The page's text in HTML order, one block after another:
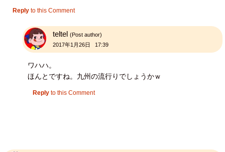
Reply to this Comment
teltel (Post author)
2017年1月26日 17:39
ワハハ。
ほんとですね。九州の流行りでしょうかｗ
Reply to this Comment